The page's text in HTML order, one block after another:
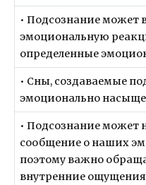
• Подсознание может
эмоциональную
определенные
• Сны, создаваемые
эмоционально
• Подсознание может
сообщение о наших
поэтому важно
внутренние